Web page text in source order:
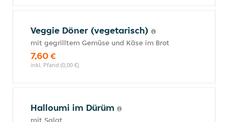
Veggie Döner (vegetarisch)
mit gegrilltem Gemüse und Käse im Brot
7,60 €
inkl. Pfand (0,00 €)
Halloumi im Dürüm
mit Salat